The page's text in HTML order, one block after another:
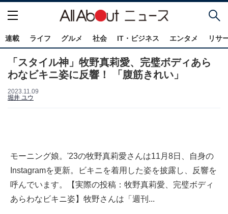
連載 ライフ グルメ 社会 IT・ビジネス エンタメ リサ
「スタイル神」牧野真莉愛、完璧ボディあら
わなビキニ姿に反響！ 「腹筋きれい」
2023.11.09
堀井 ユウ
モーニング娘。'23の牧野真莉愛さんは11月8日、自身の
Instagramを更新。ビキニを着用した姿を披露し、反響を
呼んでいます。【実際の投稿：牧野真莉愛、完璧ボディ
あらわなビキニ姿】牧野さんは「週刊...